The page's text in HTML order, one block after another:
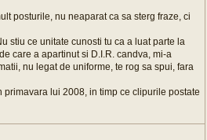
posturile, nu neaparat ca sa sterg fraze, ci
stiu ce unitate cunosti tu ca a luat parte la
care a apartinut si D.I.R. candva, mi-a
nu legat de uniforme, te rog sa spui, fara
primavara lui 2008, in timp ce clipurile postate